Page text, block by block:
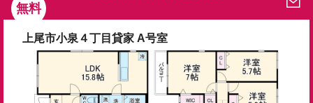
無料
上尾市小泉４丁目貸家 A号室